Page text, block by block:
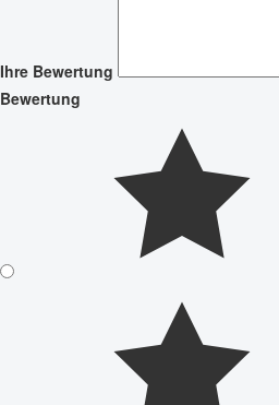
Ihre Bewertung
Bewertung